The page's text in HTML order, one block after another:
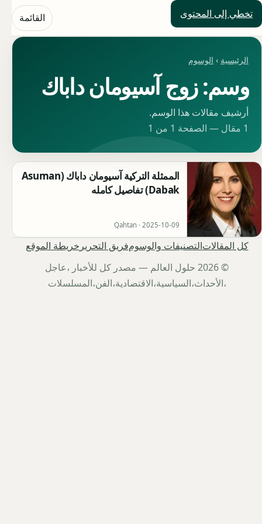
تخطي إلى المحتوى
حلول العالم القائمة
الرئيسية › الوسوم
وسم: زوج آسيومان داباك
أرشيف مقالات هذا الوسم.
1 مقال — الصفحة 1 من 1
الممثلة التركية آسيومان داباك (Asuman
Dabak) تفاصيل كامله
Qahtan · 2025-10-09
كل المقالاتالتصنيفات والوسومفريق التحرير خريطة الموقع
© 2026 حلول العالم — مصدر كل للأخبار ،عاجل
،الأحداث،السياسية،الاقتصادية،الفن،المسلسلات